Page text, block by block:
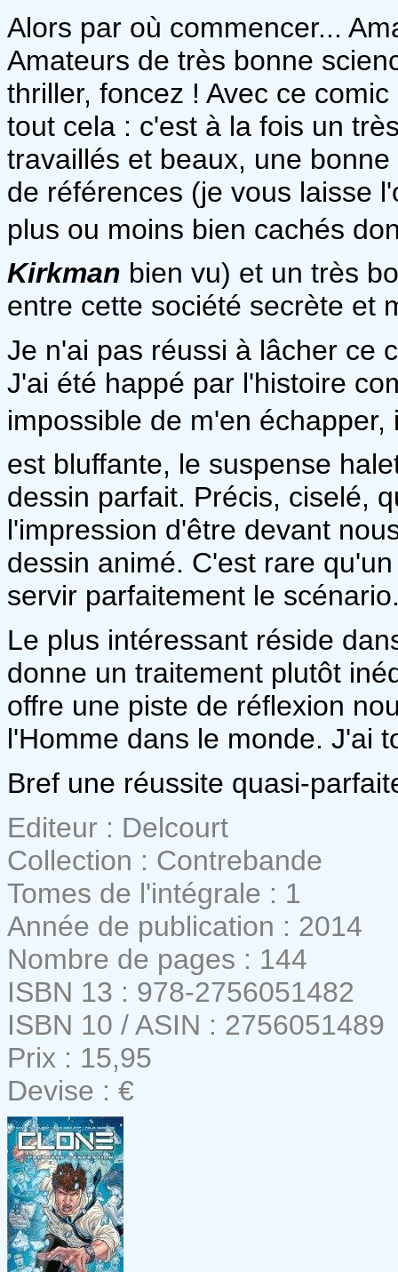
Alors par où commencer...
Amateurs de très bonne
thriller, foncez ! Avec ce
tout cela : c'est à la fois un
travaillés et beaux, une
de références (je vous laisse
plus ou moins bien cachés
Kirkman bien vu) et un très
entre cette société secrète et
Je n'ai pas réussi à lâcher ce
J'ai été happé par l'histoire
impossible de m'en échapper,
est bluffante, le suspense
dessin parfait. Précis, ciselé,
l'impression d'être devant
dessin animé. C'est rare
servir parfaitement le
Le plus intéressant réside
donne un traitement plutôt
offre une piste de réflexion
l'Homme dans le monde. J'ai
Bref une réussite quasi-
Editeur : Delcourt
Collection : Contrebande
Tomes de l'intégrale : 1
Année de publication : 2014
Nombre de pages : 144
ISBN 13 : 978-2756051482
ISBN 10 / ASIN : 2756051489
Prix : 15,95
Devise : €